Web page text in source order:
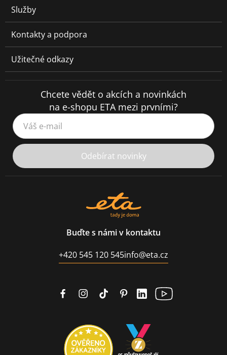
Služby
Kontakty a podpora
Užitečné odkazy
Chcete vědět o akcích a novinkách
na e-shopu ETA mezi prvními?
Váš e-mail
Odebírat novinky
Buďte s námi v kontaktu
+420 545 120 545info@eta.cz